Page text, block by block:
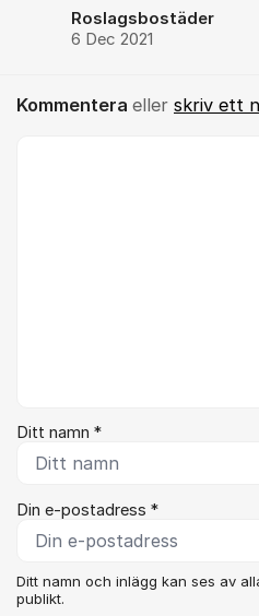
Roslagsbostäder
6 Dec 2021
Kommentera eller skriv ett
Ditt namn *
Din e-postadress *
Ditt namn och inlägg kan ses av
publikt.